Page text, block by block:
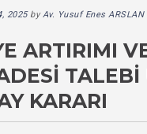
2025byAv. Yusuf Enes ARSLAN
ARTIRIMI
TALEBI
KARARI